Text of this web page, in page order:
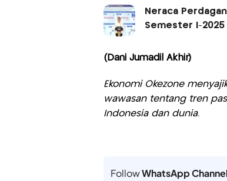
Neraca
Semester I-2025
(Dani Jumadil Akhir)
Ekonomi Okezone
wawasan tentang tren
Indonesia dan dunia.
FollowWhatsApp